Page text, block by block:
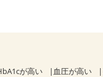
が高い 血圧が高い